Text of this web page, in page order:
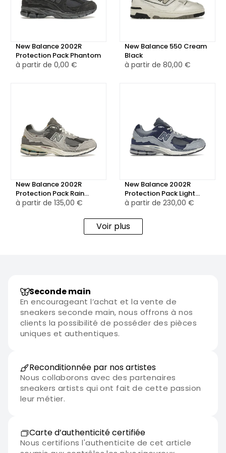
sneakers.
New Balance 2002R
Protection Pack Phantom
à partir de 0,00 €
New Balance 550 Cream
Black
à partir de 80,00 €
New Balance 2002R
Protection Pack Rain
Cloud
à partir de 135,00 €
New Balance 2002R
Protection Pack Light
Arctic Grey Purple
à partir de 230,00 €
Voir plus
Seconde main
En encourageant l’achat et la vente de
sneakers seconde main, nous offrons à nos
clients la possibilité de posséder des pièces
uniques et authentiques.
Reconditionnée par nos artistes
Nous collaborons avec des partenaires
sneakers artists qui ont fait de cette passion
leur métier.
Carte d’authenticité certifiée
Nous certifions l'authenticite de cet article